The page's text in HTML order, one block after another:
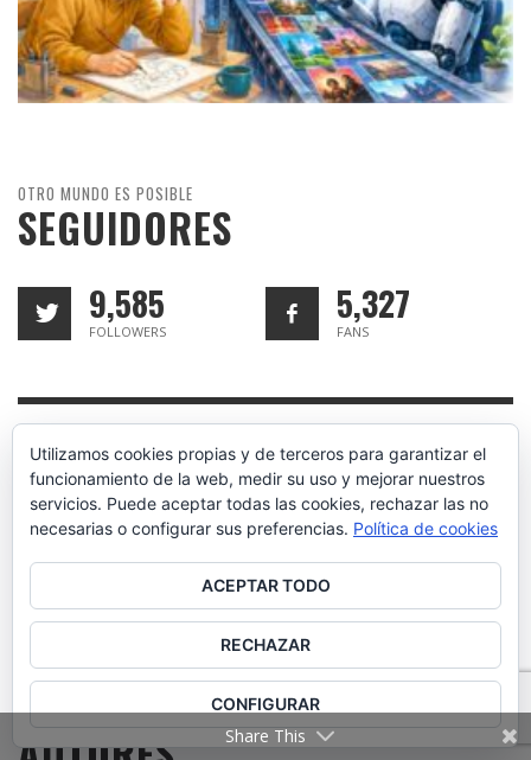
OTRO MUNDO ES POSIBLE
SEGUIDORES
9,585
FOLLOWERS
5,327
FANS
ONG OTRO MUNDO ES
POSIBLE
Juntos por la Infancia
CONÓCENOS
Share This
Utilizamos cookies propias y de terceros para garantizar el
funcionamiento de la web, medir su uso y mejorar nuestros
servicios. Puede aceptar todas las cookies, rechazar las no
necesarias o configurar sus preferencias. Política de cookies
ACEPTAR TODO
RECHAZAR
CONFIGURAR